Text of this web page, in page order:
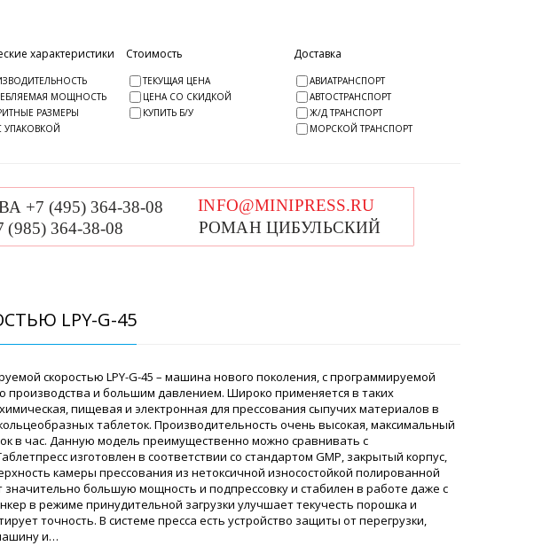
характеристики
МОЩНОСТЬ
РАЗМЕРЫ
УПАКОВКОЙ
Стоимость
ТЕКУЩАЯ ЦЕНА
ЦЕНА СО СКИДКОЙ
КУПИТЬ Б/У
Доставка
АВИАТРАНСПОРТ
АВТОСТРАНСПОРТ
Ж/Д ТРАНСПОРТ
МОРСКОЙ ТРАНСПОРТ
LPY-G-45
скоростью LPY-G-45 – машина нового поколения, с программируемой
производства и большим давлением. Широко применяется в таких
пищевая и электронная для прессования сыпучих материалов в
таблеток. Производительность очень высокая, максимальный
в час. Данную модель преимущественно можно сравнивать с
изготовлен в соответствии со стандартом GMP, закрытый корпус,
камеры прессования из нетоксичной износостойкой полированной
большую мощность и подпрессовку и стабилен в работе даже с
в режиме принудительной загрузки улучшает текучесть порошка и
точность. В системе пресса есть устройство защиты от перегрузки,
и…